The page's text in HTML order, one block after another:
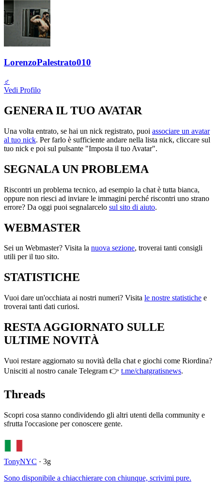
LorenzoPalestrato010
♂️
Vedi Profilo
GENERA IL TUO AVATAR
Una volta entrato, se hai un nick registrato, puoi associare un avatar
al tuo nick. Per farlo è sufficiente andare nella lista nick, cliccare sul
tuo nick e poi sul pulsante "Imposta il tuo Avatar".
SEGNALA UN PROBLEMA
Riscontri un problema tecnico, ad esempio la chat è tutta bianca,
oppure non riesci ad inviare le immagini perché riscontri uno strano
errore? Da oggi puoi segnalarcelo sul sito di aiuto.
WEBMASTER
Sei un Webmaster? Visita la nuova sezione, troverai tanti consigli
utili per il tuo sito.
STATISTICHE
Vuoi dare un'occhiata ai nostri numeri? Visita le nostre statistiche e
troverai tanti dati curiosi.
RESTA AGGIORNATO SULLE
ULTIME NOVITÀ
Vuoi restare aggiornato su novità della chat e giochi come Riordina?
Unisciti al nostro canale Telegram 👉 t.me/chatgratisnews.
Threads
Scopri cosa stanno condividendo gli altri utenti della community e
sfrutta l'occasione per conoscere gente.
TonyNYC · 3g
Sono disponibile a chiacchierare con chiunque, scrivimi pure.